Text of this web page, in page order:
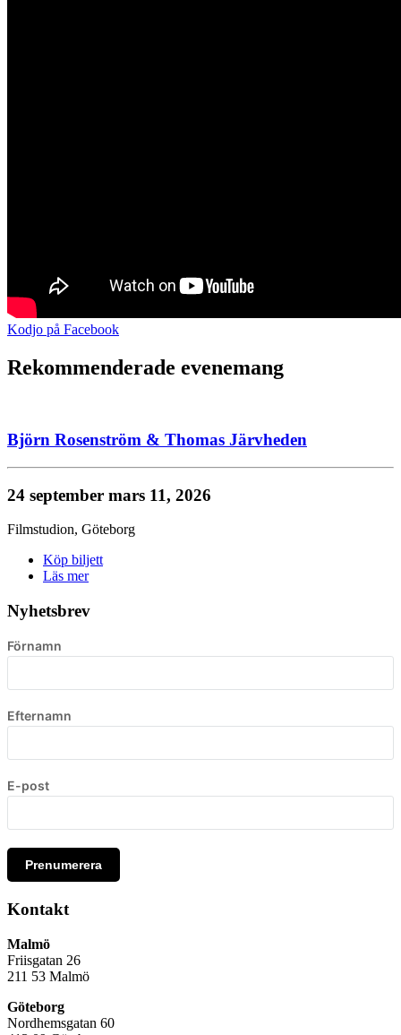
Kodjo på Facebook
Rekommenderade evenemang
Björn Rosenström & Thomas Järvheden
24 september mars 11, 2026
Filmstudion, Göteborg
Köp biljett
Läs mer
Nyhetsbrev
Förnamn
Efternamn
E-post
Prenumerera
Kontakt
Malmö
Friisgatan 26
211 53 Malmö
Göteborg
Nordhemsgatan 60